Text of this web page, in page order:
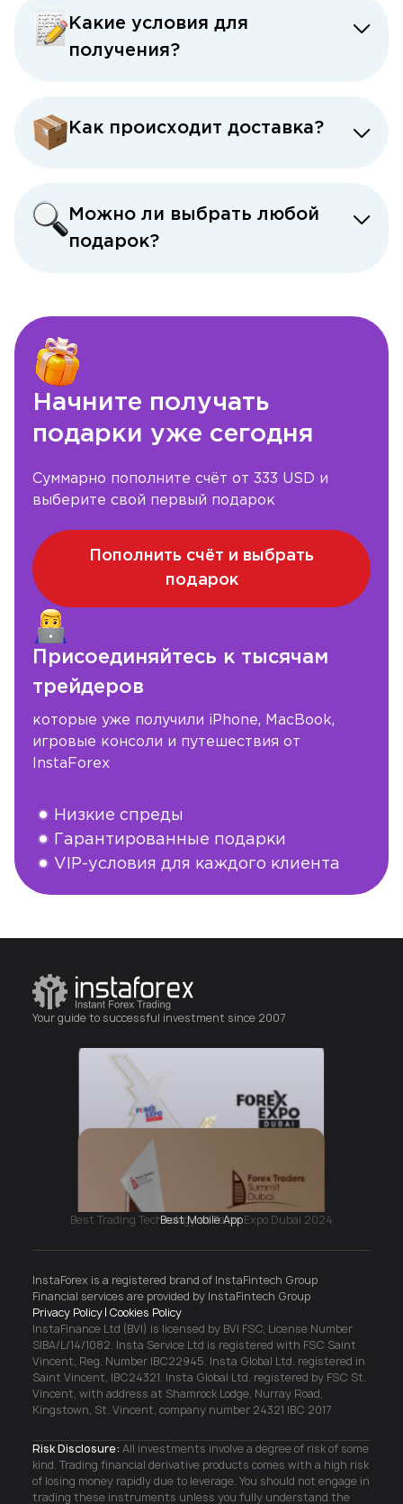
Какие условия для
получения?
Как происходит доставка?
Можно ли выбрать любой
подарок?
Начните получать
подарки уже сегодня
Суммарно пополните счёт от 333 USD и
выберите свой первый подарок
Пополнить счёт и выбрать
подарок
Присоединяйтесь к тысячам
трейдеров
которые уже получили iPhone, MacBook,
игровые консоли и путешествия от
InstaForex
Низкие спреды
Гарантированные подарки
VIP-условия для каждого клиента
Зарегистрироваться
персональных данных ис условиями договора
публичной оферты
Зарегистрироваться
Best Mobile App
Your guide to successful investment since 2007
InstaForex is a registered brand of InstaFintech Group
Financial services are provided by InstaFintech Group
Privacy Policy Cookies Policy
InstaFinance Ltd (BVI) is licensed by BVI FSC, License Number
SIBA/L/14/1082. Insta Service Ltd is registered with FSC Saint
Vincent, Reg. Number IBC22945. Insta Global Ltd. registered in
Saint Vincent, IBC24321. Insta Global Ltd. registered by FSC St.
Vincent, with address at Shamrock Lodge, Nurray Road,
Kingstown, St. Vincent, company number 24321 IBC 2017
Risk Disclosure: All investments involve a degree of risk of some
kind. Trading financial derivative products comes with a high risk
of losing money rapidly due to leverage. You should not engage in
trading these instruments unless you fully understand the